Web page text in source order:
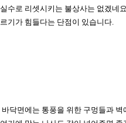
실수로 리셋시키는 불상사는 없겠네
르기가 힘들다는 단점이 있습니다.
바닥면에는 통풍을 위한 구멍들과